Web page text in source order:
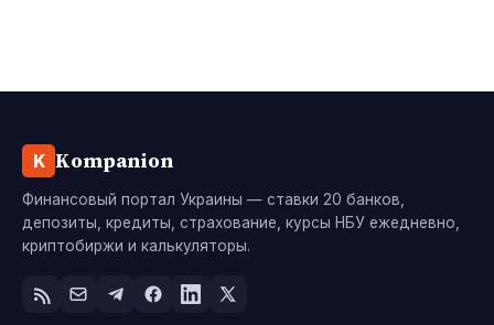
K Kompanion
Финансовый портал Украины — ставки 20 банков,
депозиты, кредиты, страхование, курсы НБУ ежедневно,
криптобиржи и калькуляторы.